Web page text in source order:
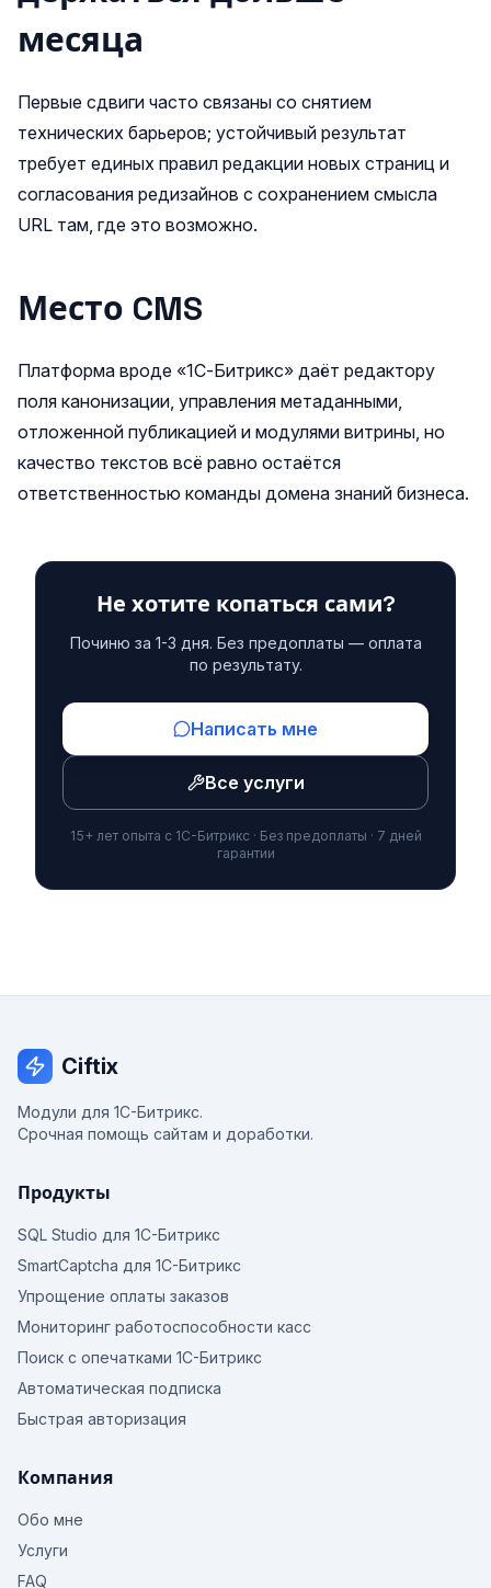
месяца
Первые сдвиги часто связаны со снятием
технических барьеров; устойчивый результат
требует единых правил редакции новых страниц и
согласования редизайнов с сохранением смысла
URL там, где это возможно.
Место CMS
Платформа вроде «1С‑Битрикс» даёт редактору
поля канонизации, управления метаданными,
отложенной публикацией и модулями витрины, но
качество текстов всё равно остаётся
ответственностью команды домена знаний бизнеса.
Не хотите копаться сами?
Починю за 1-3 дня. Без предоплаты — оплата
по результату.
Написать мне
Все услуги
15+ лет опыта с 1С-Битрикс · Без предоплаты · 7 дней
гарантии
Ciftix
Модули для 1С-Битрикс.
Срочная помощь сайтам и доработки.
Продукты
SQL Studio для 1С-Битрикс
SmartCaptcha для 1С-Битрикс
Упрощение оплаты заказов
Мониторинг работоспособности касс
Поиск с опечатками 1С-Битрикс
Автоматическая подписка
Быстрая авторизация
Компания
Обо мне
Услуги
FAQ